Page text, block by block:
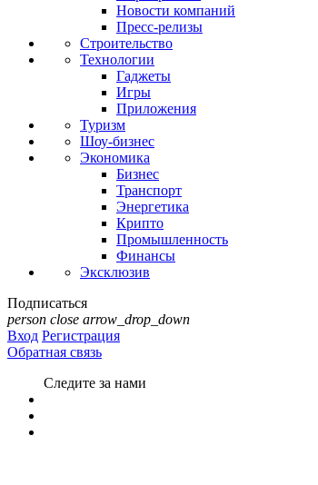
Новости компаний
Пресс-релизы
Строительство
Технологии
Гаджеты
Игры
Приложения
Туризм
Шоу-бизнес
Экономика
Бизнес
Транспорт
Энергетика
Крипто
Промышленность
Финансы
Эксклюзив
Подписаться
person close arrow_drop_down
Вход Регистрация
Обратная связь
Следите за нами